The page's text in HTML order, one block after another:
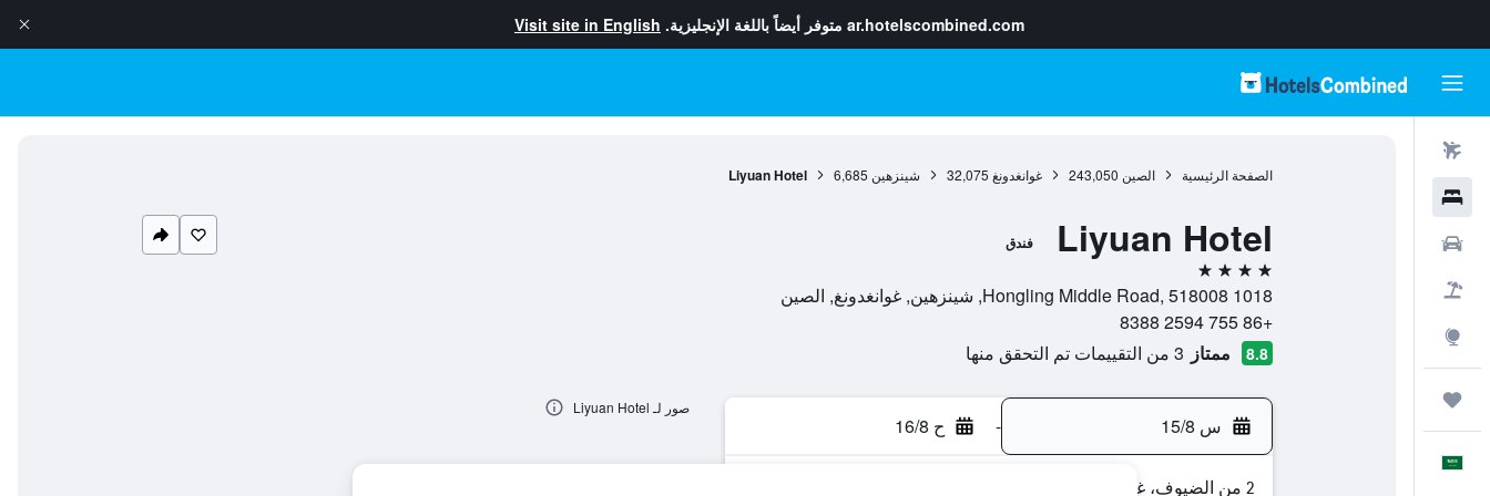
ar.hotelscombined.com متوفر أيضاً باللغة الإنجليزية. Visit site in English
الصفحة الرئيسية الصين 243,050 غوانغدونغ 32,075 شينزهين 6,685
Liyuan Hotel
Liyuan Hotel فندق
4 نجوم
1018 Hongling Middle Road, 518008, شينزهين, غوانغدونغ, الصين
+86 755 2594 8388
8.8 ممتاز 3 من التقييمات تم التحقق منها
س 15/8 - ح 16/8
2 من الضيوف، غرفة واحدة
صور لـ Liyuan Hotel